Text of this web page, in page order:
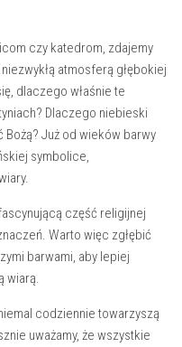
czy katedrom, zdajemy
atmosferą głębokiej
dlaczego właśnie te
Dlaczego niebieski⁤
Już od wieków barwy
symbolice,
część​ religijnej
⁤Warto więc zgłębić
barwami, aby lepiej
wiarą.
codziennie towarzyszą
uważamy, że wszystkie